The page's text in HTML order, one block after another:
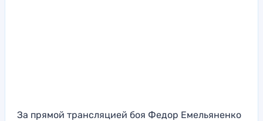
За прямой трансляцией боя Федор Емельяненко